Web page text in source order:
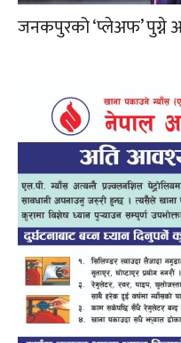
जनकपुरको ‘प्लेअफ’ पुग्ने